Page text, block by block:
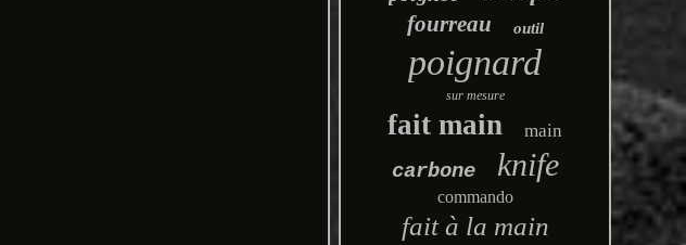
fourreau outil
poignard
sur mesure
fait main main
carbone knife
commando
fait à la main